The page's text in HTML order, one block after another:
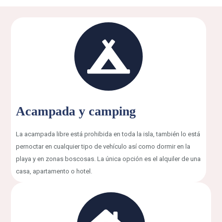
Acampada y camping
La acampada libre está prohibida en toda la isla, también lo está
pernoctar en cualquier tipo de vehículo así como dormir en la
playa y en zonas boscosas. La única opción es el alquiler de una
casa, apartamento o hotel.